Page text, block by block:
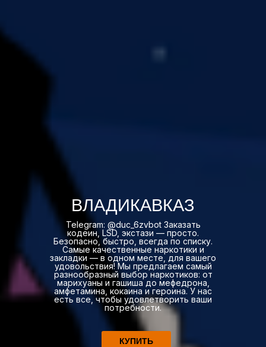
ВЛАДИКАВКАЗ
Telegram: @duc_6zvbot Заказать
кодеин, LSD, экстази — просто.
Безопасно, быстро, всегда по списку.
Самые качественные наркотики и
закладки — в одном месте, для вашего
удовольствия! Мы предлагаем самый
разнообразный выбор наркотиков: от
марихуаны и гашиша до мефедрона,
амфетамина, кокаина и героина. У нас
есть все, чтобы удовлетворить ваши
потребности.
КУПИТЬ